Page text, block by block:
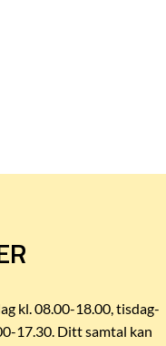
kl. 08.00-18.00, tisdag-
17.30. Ditt samtal kan